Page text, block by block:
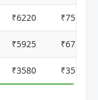
₹6220 ₹7555
₹5925 ₹6720
₹3580 ₹3560